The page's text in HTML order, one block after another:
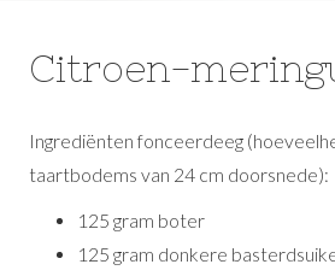
Citroen-
Ingrediënten fonceerdeeg
taartbodems van 24 cm doorsnede):
125 gram boter
125 gram donkere